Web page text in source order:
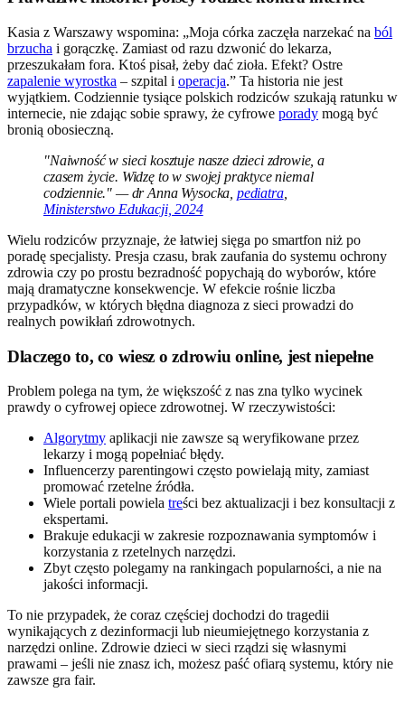
Kasia z Warszawy wspomina: „Moja córka zaczęła narzekać na ból
brzucha i gorączkę. Zamiast od razu dzwonić do lekarza,
przeszukałam fora. Ktoś pisał, żeby dać zioła. Efekt? Ostre
zapalenie wyrostka – szpital i operacja.” Ta historia nie jest
wyjątkiem. Codziennie tysiące polskich rodziców szukają ratunku w
internecie, nie zdając sobie sprawy, że cyfrowe porady mogą być
bronią obosieczną.
"Naiwność w sieci kosztuje nasze dzieci zdrowie, a
czasem życie. Widzę to w swojej praktyce niemal
codziennie." — dr Anna Wysocka, pediatra,
Ministerstwo Edukacji, 2024
Wielu rodziców przyznaje, że łatwiej sięga po smartfon niż po
poradę specjalisty. Presja czasu, brak zaufania do systemu ochrony
zdrowia czy po prostu bezradność popychają do wyborów, które
mają dramatyczne konsekwencje. W efekcie rośnie liczba
przypadków, w których błędna diagnoza z sieci prowadzi do
realnych powikłań zdrowotnych.
Dlaczego to, co wiesz o zdrowiu online, jest niepełne
Problem polega na tym, że większość z nas zna tylko wycinek
prawdy o cyfrowej opiece zdrowotnej. W rzeczywistości:
Algorytmy aplikacji nie zawsze są weryfikowane przez
lekarzy i mogą popełniać błędy.
Influencerzy parentingowi często powielają mity, zamiast
promować rzetelne źródła.
Wiele portali powiela treści bez aktualizacji i bez konsultacji z
ekspertami.
Brakuje edukacji w zakresie rozpoznawania symptomów i
korzystania z rzetelnych narzędzi.
Zbyt często polegamy na rankingach popularności, a nie na
jakości informacji.
To nie przypadek, że coraz częściej dochodzi do tragedii
wynikających z dezinformacji lub nieumiejętnego korzystania z
narzędzi online. Zdrowie dzieci w sieci rządzi się własnymi
prawami – jeśli nie znasz ich, możesz paść ofiarą systemu, który nie
zawsze gra fair.